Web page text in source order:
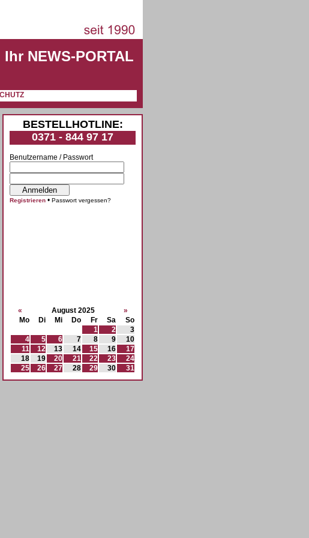
Ihr NEWS-PORTAL
BESTELLHOTLINE:
0371 - 844 97 17
Benutzername / Passwort
Registrieren •Passwort vergessen?
« August 2025
»
Mo
Di Mi Do Fr Sa
So
1
2
3
4
5 6 7 8 9
10
11
12 13 14 15 16
17
18
19 20 21 22 23
24
25
26 27 28 29 30 31